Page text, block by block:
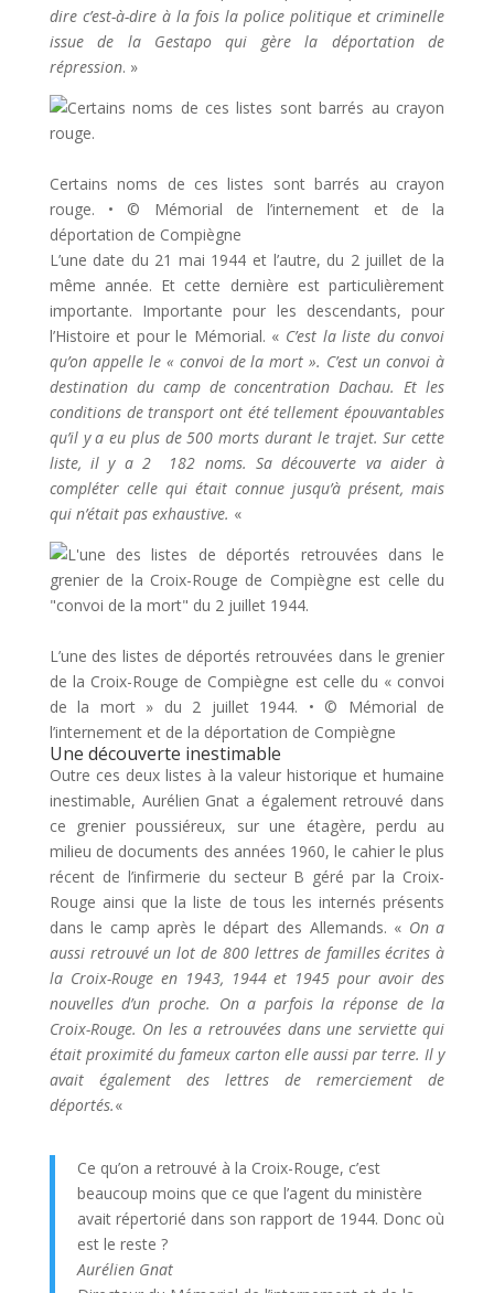
dire c’est-à-dire à la fois la police politique et criminelle
issue de la Gestapo qui gère la déportation de
répression. »
Certains noms de ces listes sont barrés au crayon
rouge. •© Mémorial de l’internement et de la
déportation de Compiègne
L’une date du 21 mai 1944 et l’autre, du 2 juillet de la
même année. Et cette dernière est particulièrement
importante. Importante pour les descendants, pour
l’Histoire et pour le Mémorial. « C’est la liste du convoi
qu’on appelle le « convoi de la mort ». C’est un convoi à
destination du camp de concentration Dachau. Et les
conditions de transport ont été tellement épouvantables
qu’il y a eu plus de 500 morts durant le trajet. Sur cette
liste, il y a 2 182 noms. Sa découverte va aider à
compléter celle qui était connue jusqu’à présent, mais
qui n’était pas exhaustive. «
L’une des listes de déportés retrouvées dans le grenier
de la Croix-Rouge de Compiègne est celle du « convoi
de la mort » du 2 juillet 1944. •© Mémorial de
l’internement et de la déportation de Compiègne
Une découverte inestimable
Outre ces deux listes à la valeur historique et humaine
inestimable, Aurélien Gnat a également retrouvé dans
ce grenier poussiéreux, sur une étagère, perdu au
milieu de documents des années 1960, le cahier le plus
récent de l’infirmerie du secteur B géré par la Croix-
Rouge ainsi que la liste de tous les internés présents
dans le camp après le départ des Allemands. « On a
aussi retrouvé un lot de 800 lettres de familles écrites à
la Croix-Rouge en 1943, 1944 et 1945 pour avoir des
nouvelles d’un proche. On a parfois la réponse de la
Croix-Rouge. On les a retrouvées dans une serviette qui
était proximité du fameux carton elle aussi par terre. Il y
avait également des lettres de remerciement de
déportés.«
Ce qu’on a retrouvé à la Croix-Rouge, c’est
beaucoup moins que ce que l’agent du ministère
avait répertorié dans son rapport de 1944. Donc où
est le reste ?
Aurélien Gnat